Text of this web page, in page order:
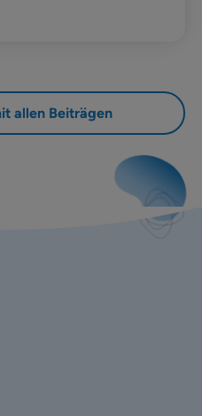
allen Beiträgen